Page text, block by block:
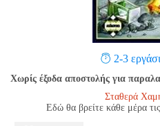
2-3
Χωρίς έξοδα αποστολής για
Σταθερά
Εδώ θα βρείτε κάθε μέρα